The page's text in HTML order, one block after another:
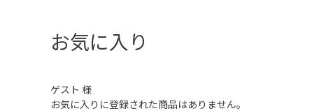
お気に入り
ゲスト 様
お気に入りに登録された商品はありません。